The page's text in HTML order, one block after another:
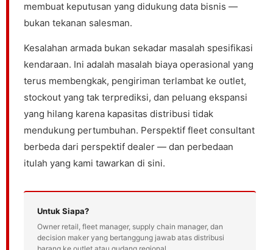
membuat keputusan yang didukung data bisnis —
bukan tekanan salesman.
Kesalahan armada bukan sekadar masalah spesifikasi
kendaraan. Ini adalah masalah biaya operasional yang
terus membengkak, pengiriman terlambat ke outlet,
stockout yang tak terprediksi, dan peluang ekspansi
yang hilang karena kapasitas distribusi tidak
mendukung pertumbuhan. Perspektif fleet consultant
berbeda dari perspektif dealer — dan perbedaan
itulah yang kami tawarkan di sini.
Untuk Siapa?
Owner retail, fleet manager, supply chain manager, dan
decision maker yang bertanggung jawab atas distribusi